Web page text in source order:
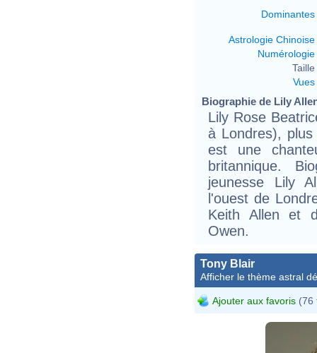
Dominantes
Astrologie Chinoise
Numérologie
Taille
Vues
Biographie de Lily
Lily Rose
à Londres),
est une
britannique.
jeunesse Lily
l'ouest de
Keith Allen et
Owen.
Tony Blair
Afficher le thème astral
Ajouter aux favoris (76